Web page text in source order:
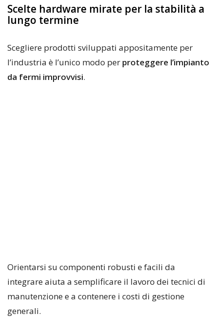
Scelte hardware mirate per la stabilità a
lungo termine
Scegliere prodotti sviluppati appositamente per
l’industria è l’unico modo per proteggere l’impianto
da fermi improvvisi.
Orientarsi su componenti robusti e facili da
integrare aiuta a semplificare il lavoro dei tecnici di
manutenzione e a contenere i costi di gestione
generali.